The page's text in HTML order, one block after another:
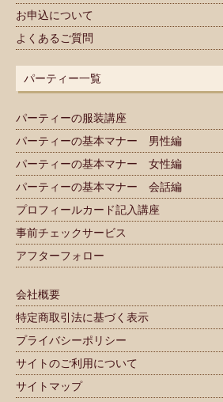
お申込について
よくあるご質問
パーティー一覧
パーティーの服装講座
パーティーの基本マナー 男性編
パーティーの基本マナー 女性編
パーティーの基本マナー 会話編
プロフィールカード記入講座
事前チェックサービス
アフターフォロー
会社概要
特定商取引法に基づく表示
プライバシーポリシー
サイトのご利用について
サイトマップ